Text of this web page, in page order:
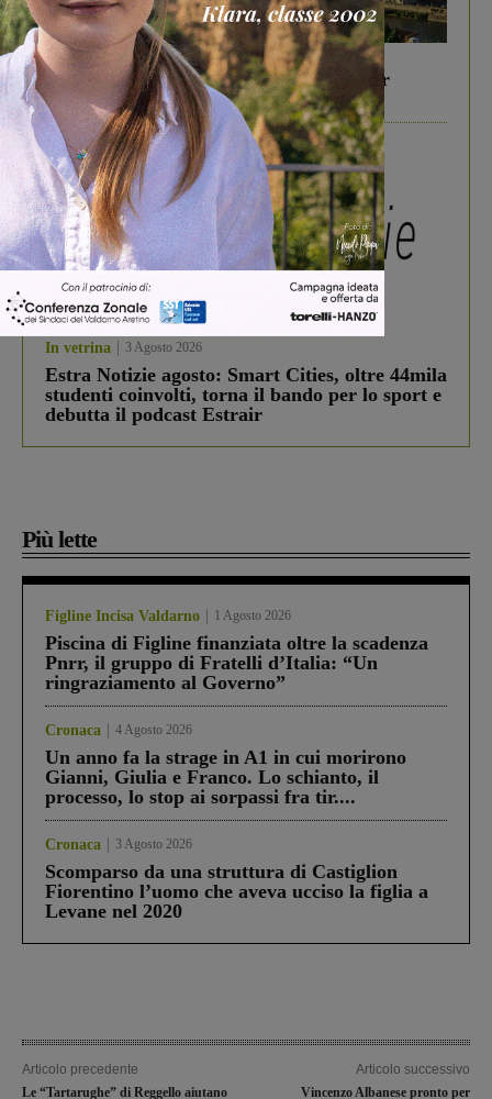
In vetrina 6 Agosto 2026
Gita di famiglia a Firenze: 5 idee per far
divertire i tuoi figli
In vetrina 3 Agosto 2026
Estra Notizie agosto: Smart Cities, oltre 44mila
studenti coinvolti, torna il bando per lo sport e
debutta il podcast Estrair
Più lette
Figline Incisa Valdarno 1 Agosto 2026
Piscina di Figline finanziata oltre la scadenza
Pnrr, il gruppo di Fratelli d’Italia: “Un
ringraziamento al Governo”
Cronaca 4 Agosto 2026
Un anno fa la strage in A1 in cui morirono
Gianni, Giulia e Franco. Lo schianto, il
processo, lo stop ai sorpassi fra tir....
Cronaca 3 Agosto 2026
Scomparso da una struttura di Castiglion
Fiorentino l’uomo che aveva ucciso la figlia a
Levane nel 2020
Articolo precedente
Le “Tartarughe” di Reggello aiutano
Articolo successivo
Vincenzo Albanese pronto per